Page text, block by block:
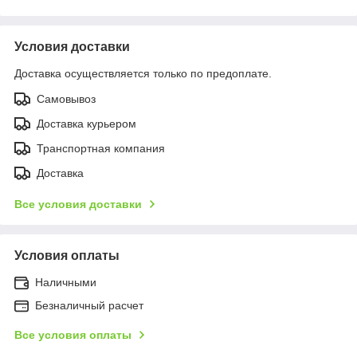
Условия доставки
Доставка осуществляется только по предоплате.
Самовывоз
Доставка курьером
Транспортная компания
Доставка
Все условия доставки
Условия оплаты
Наличными
Безналичный расчет
Все условия оплаты